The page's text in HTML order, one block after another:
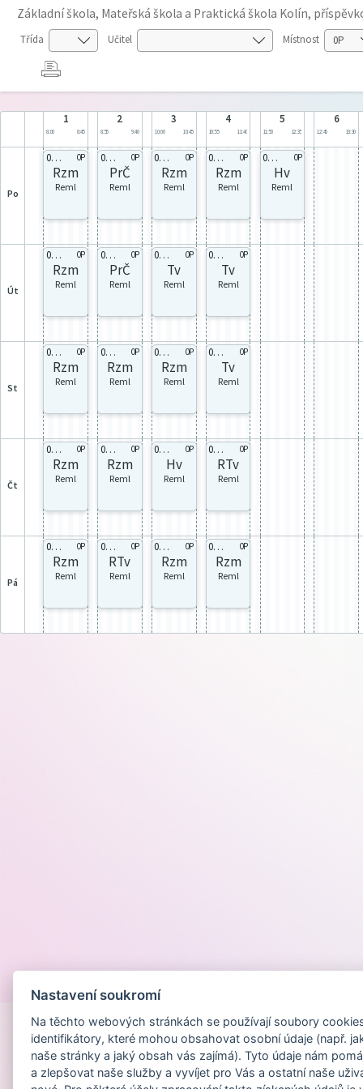
Základní škola, Mateřská škola a Praktická škola Kolín,
Třída Učitel Místnost
1
8:00 8:45
2
8:55 9:40
3
10:00 10:45
4
10:55 11:40
5
11:50 12:35
6
12:45 13:30
po
0P 0P 0P
Rzm
Reml
0P 0P 0P
PrČ
Reml
0P 0P 0P
Rzm
Reml
0P 0P 0P
Rzm
Reml
0P 0P 0P
Hv
Reml
út
0P 0P 0P
Rzm
Reml
0P 0P 0P
PrČ
Reml
0P 0P 0P
Tv
Reml
0P 0P 0P
Tv
Reml
st
0P 0P 0P
Rzm
Reml
0P 0P 0P
Rzm
Reml
0P 0P 0P
Rzm
Reml
0P 0P 0P
Tv
Reml
čt
0P 0P 0P
Rzm
Reml
0P 0P 0P
Rzm
Reml
0P 0P 0P
Hv
Reml
0P 0P 0P
RTv
Reml
pá
0P 0P 0P
Rzm
Reml
0P 0P 0P
RTv
Reml
0P 0P 0P
Rzm
Reml
0P 0P 0P
Rzm
Reml
Nastavení soukromí
Na těchto webových stránkách se používají soubory
identifikátory, které mohou obsahovat osobní údaje (např.
naše stránky a jaký obsah vás zajímá). Tyto údaje nám
a zlepšovat naše služby a vyvíjet pro Vás a ostatní naše